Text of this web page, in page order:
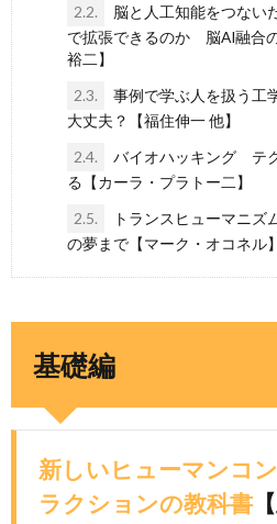
2.2.
脳と人工知能をつない
で拡張できるのか 脳AI融合
裕二】
2.3.
事例で学ぶ人を扱う工
大丈夫？【福住伸一 他】
2.4.
バイオハッキング テ
る【カーラ・プラトー二】
2.5.
トランスヒューマニズ
の夢まで【マーク・オコネル】
基礎編
新しいヒューマンコ
ラクションの教科書